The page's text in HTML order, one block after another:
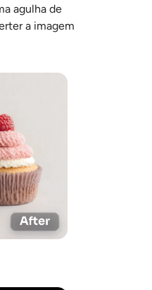
agulha de
a imagem